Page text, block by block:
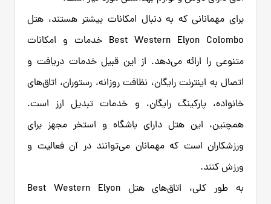
برای مهمانانی که به دنبال امکانات بیشتر هستند، هتل
Best Western Elyon Colombo خدمات و امکانات
متنوعی را ارائه می‌دهد. از این قبیل خدمات دریافت و
اتصال به اینترنت رایگان، نظافت روزانه، رستوران، اتاق‌های
خانواده، پارکینگ رایگان، و خدمات تبدیل ارز است.
همچنین، این هتل دارای باشگاه و استخر مجهز برای
ورزشکاران است که مهمانان می‌توانند در آن فعالیت و
ورزش کنند.
به طور کلی، اتاق‌های هتل Best Western Elyon